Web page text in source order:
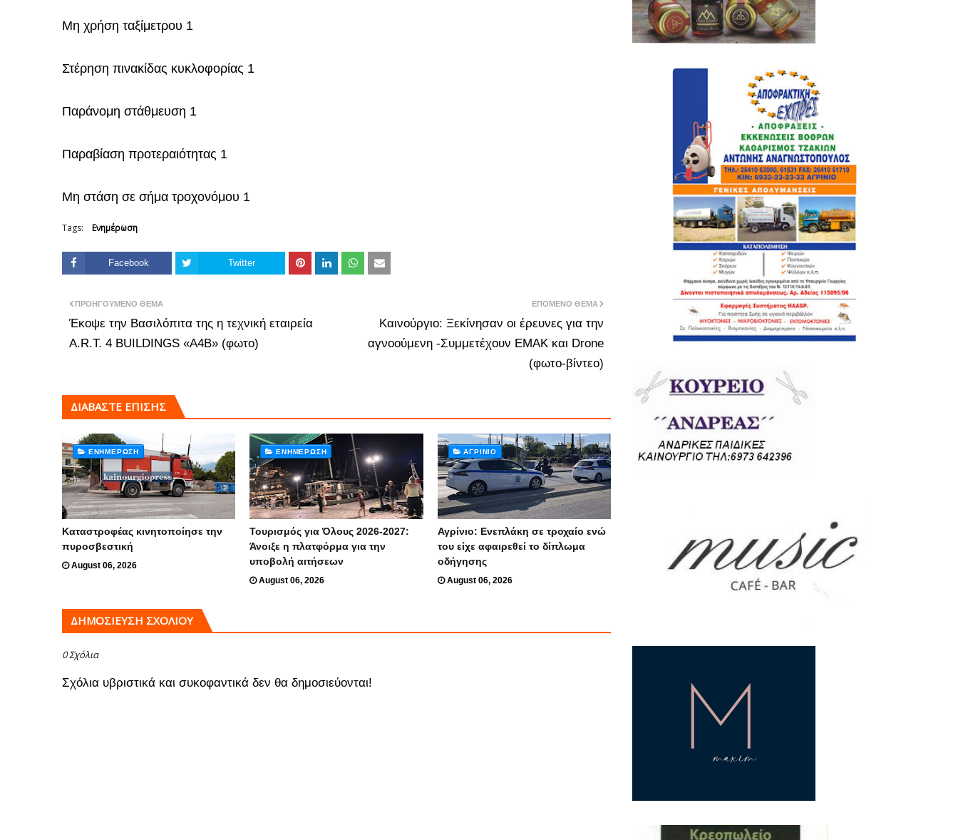
Μη χρήση ταξίμετρου 1
Στέρηση πινακίδας κυκλοφορίας 1
Παράνομη στάθμευση 1
Παραβίαση προτεραιότητας 1
Μη στάση σε σήμα τροχονόμου 1
Tags: Ενημέρωση
Facebook Twitter
ΕΠΌΜΕΝΟ ΘΈΜΑ
Καινούργιο: Ξεκίνησαν οι έρευνες για την
αγνοούμενη -Συμμετέχουν ΕΜΑΚ και Drone
(φωτο-βίντεο)
ΠΡΟΗΓΟΎΜΕΝΟ ΘΈΜΑ
Έκοψε την Βασιλόπιτα της η τεχνική εταιρεία
Α.R.T. 4 BUILDINGS «A4B» (φωτο)
ΔΙΑΒΑΣΤΕ ΕΠΙΣΗΣ
ΕΝΗΜΈΡΩΣΗ
Καταστροφέας κινητοποίησε την
πυροσβεστική
August 06, 2026
ΕΝΗΜΈΡΩΣΗ
Τουρισμός για Όλους 2026-2027:
Άνοιξε η πλατφόρμα για την
υποβολή αιτήσεων
August 06, 2026
ΑΓΡΊΝΙΟ
Αγρίνιο: Ενεπλάκη σε τροχαίο ενώ
του είχε αφαιρεθεί το δίπλωμα
οδήγησης
August 06, 2026
ΔΗΜΟΣΊΕΥΣΗ ΣΧΟΛΊΟΥ
0 Σχόλια
Σχόλια υβριστικά και συκοφαντικά δεν θα δημοσιεύονται!